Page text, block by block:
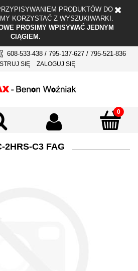
PRODUKTÓW DO
KORZYSTAĆ Z WYSZUKIWARKI.
PROSIMY WPISYWAĆ JEDNYM
CIĄGIEM.
608-533-438 / 795-137-627 / 795-521-836
SIĘ ZALOGUJ SIĘ
2HRS-C3 FAG